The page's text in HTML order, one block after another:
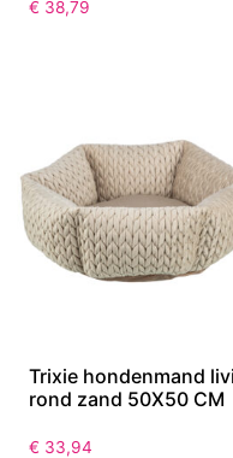
€ 38,79
Trixie hondenmand
rond zand 50X50 CM
€ 33,94